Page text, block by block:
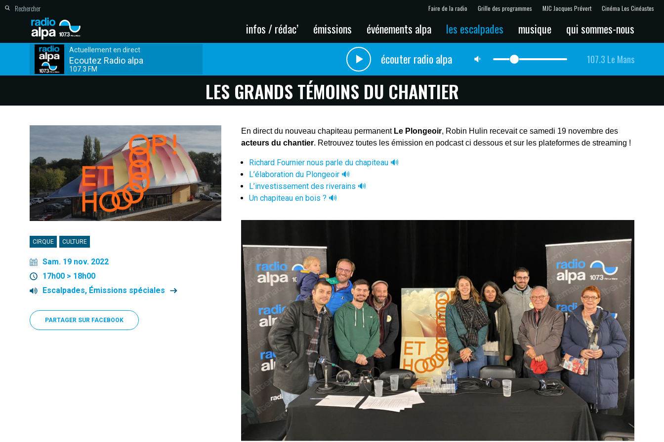
Faire de la radio Grille des programmes MJC Jacques Prévert Cinéma Les Cinéastes
infos / rédac’ émissions événements alpa les escalpades musique qui sommes-nous
Actuellement en direct
Ecoutez Radio alpa
107.3 FM
écouter radio alpa 107.3 Le Mans
LES GRANDS TÉMOINS DU CHANTIER
CIRQUE CULTURE
Sam. 19 nov. 2022
17h00 > 18h00
Escalpades, Émissions spéciales
PARTAGER SUR FACEBOOK
En direct du nouveau chapiteau permanent Le Plongeoir, Robin Hulin recevait ce samedi 19 novembre des
acteurs du chantier. Retrouvez toutes les émission en podcast ci dessous et sur les plateformes de streaming !
Richard Fournier nous parle du chapiteau 🔊
L’élaboration du Plongeoir 🔊
L’investissement des riverains 🔊
Un chapiteau en bois ? 🔊